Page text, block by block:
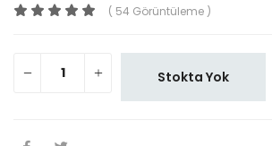
( 54 Görüntüleme )
Stokta Yok